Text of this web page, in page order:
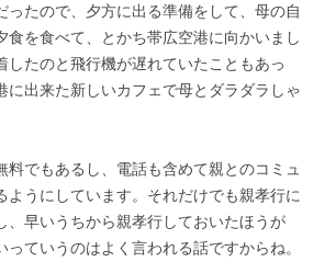
ったので、夕方に出る準備をして、母の自
食を食べて、とかち帯広空港に向かいまし
したのと飛行機が遅れていたこともあっ
に出来た新しいカフェで母とダラダラしゃ
料でもあるし、電話も含めて親とのコミュ
ようにしています。それだけでも親孝行に
、早いうちから親孝行しておいたほうが
っていうのはよく言われる話ですからね。